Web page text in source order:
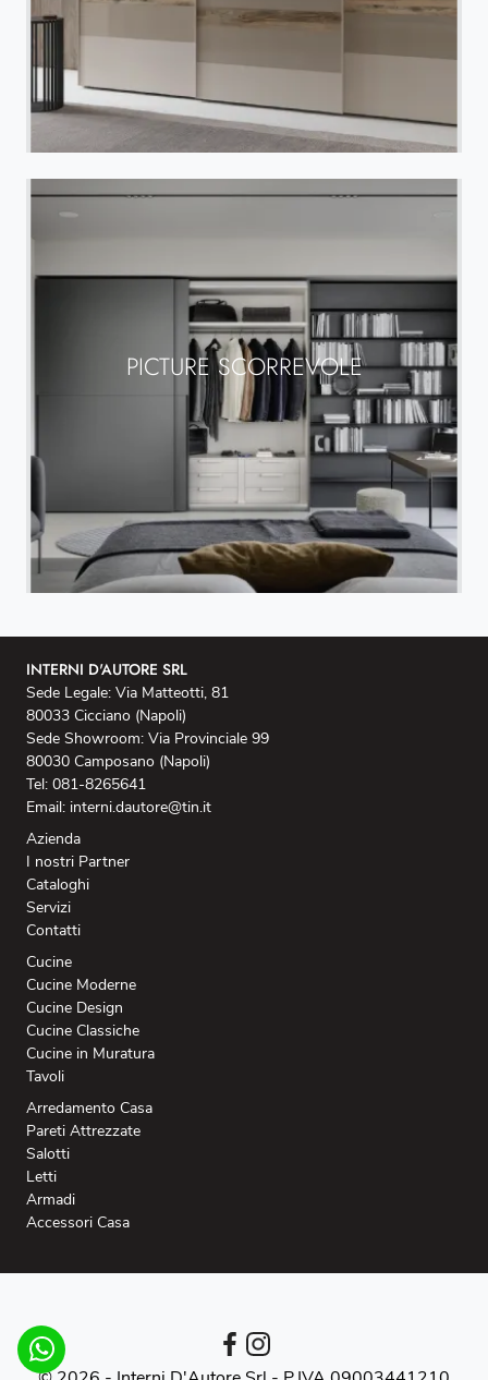
PICTURE SCORREVOLE
INTERNI D'AUTORE SRL
Sede Legale: Via Matteotti, 81
80033 Cicciano (Napoli)
Sede Showroom: Via Provinciale 99
80030 Camposano (Napoli)
Tel: 081-8265641
Email: interni.dautore@tin.it
Azienda
I nostri Partner
Cataloghi
Servizi
Contatti
Cucine
Cucine Moderne
Cucine Design
Cucine Classiche
Cucine in Muratura
Tavoli
Arredamento Casa
Pareti Attrezzate
Salotti
Letti
Armadi
Accessori Casa